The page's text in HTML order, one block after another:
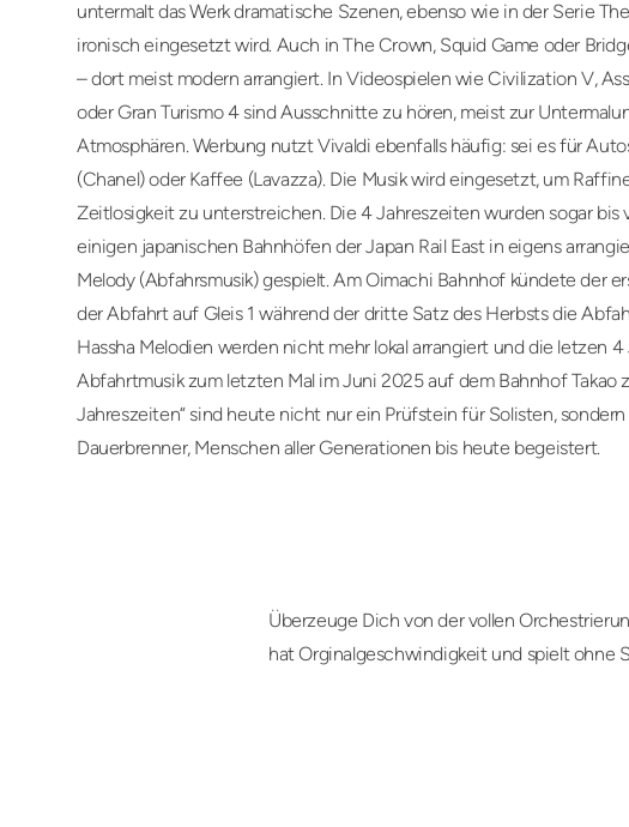
untermalt das Werk dramatische Szenen, ebenso wie in der Serie
ironisch eingesetzt wird. Auch in The Crown, Squid Game oder
– dort meist modern arrangiert. In Videospielen wie Civilization V,
oder Gran Turismo 4 sind Ausschnitte zu hören, meist zur
Atmosphären. Werbung nutzt Vivaldi ebenfalls häufig: sei es für
(Chanel) oder Kaffee (Lavazza). Die Musik wird eingesetzt, um
Zeitlosigkeit zu unterstreichen. Die 4 Jahreszeiten wurden sogar bis
einigen japanischen Bahnhöfen der Japan Rail East in eigens
Melody (Abfahrsmusik) gespielt. Am Oimachi Bahnhof kündete der
der Abfahrt auf Gleis 1 während der dritte Satz des Herbsts die
Hassha Melodien werden nicht mehr lokal arrangiert und die letzen
Abfahrtmusik zum letzten Mal im Juni 2025 auf dem Bahnhof Takao
Jahreszeiten“ sind heute nicht nur ein Prüfstein für Solisten,
Dauerbrenner, Menschen aller Generationen bis heute begeistert.
Überzeuge Dich von der vollen
hat Orginalgeschwindigkeit und spielt ohne